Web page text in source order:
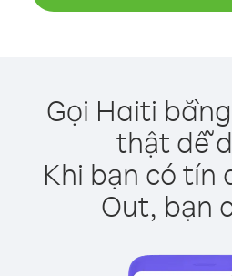
Gọi Haiti
thật dễ
Khi bạn có tín
Out, bạn